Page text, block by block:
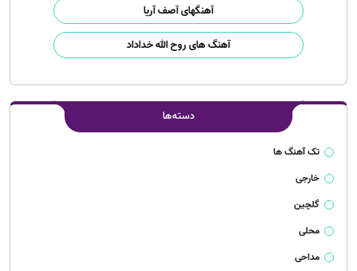
آهنگهای آصف آریا
آهنگ های روح الله خداداد
دسته‌ها
تک آهنگ ها
خارجی
گلچین
محلی
مداحی